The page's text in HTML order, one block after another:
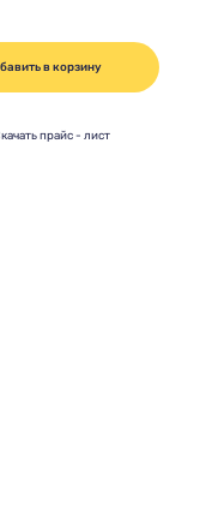
в корзину
прайс - лист